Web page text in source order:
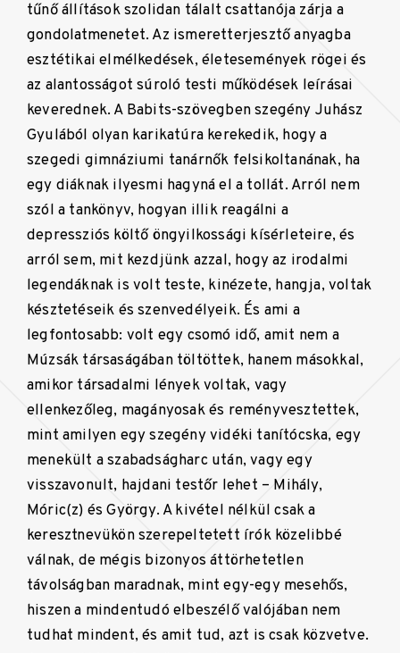
tűnő állítások szolidan tálalt csattanója zárja a
gondolatmenetet. Az ismeretterjesztő anyagba
esztétikai elmélkedések, életesemények rögei és
az alantosságot súroló testi működések leírásai
keverednek. A Babits-szövegben szegény Juhász
Gyulából olyan karikatúra kerekedik, hogy a
szegedi gimnáziumi tanárnők felsikoltanának, ha
egy diáknak ilyesmi hagyná el a tollát. Arról nem
szól a tankönyv, hogyan illik reagálni a
depressziós költő öngyilkossági kísérleteire, és
arról sem, mit kezdjünk azzal, hogy az irodalmi
legendáknak is volt teste, kinézete, hangja, voltak
késztetéseik és szenvedélyeik. És ami a
legfontosabb: volt egy csomó idő, amit nem a
Múzsák társaságában töltöttek, hanem másokkal,
amikor társadalmi lények voltak, vagy
ellenkezőleg, magányosak és reményvesztettek,
mint amilyen egy szegény vidéki tanítócska, egy
menekült a szabadságharc után, vagy egy
visszavonult, hajdani testőr lehet – Mihály,
Móric(z) és György. A kivétel nélkül csak a
keresztnevükön szerepeltetett írók közelibbé
válnak, de mégis bizonyos áttörhetetlen
távolságban maradnak, mint egy-egy mesehős,
hiszen a mindentudó elbeszélő valójában nem
tudhat mindent, és amit tud, azt is csak közvetve.